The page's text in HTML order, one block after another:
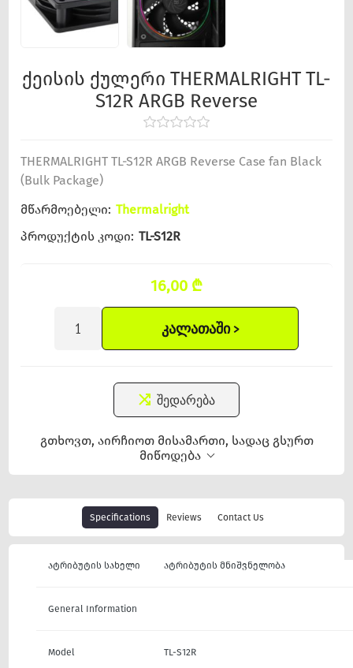
ქეისის ქულერი THERMALRIGHT TL-
S12R ARGB Reverse
THERMALRIGHT TL-S12R ARGB Reverse Case fan Black
(Bulk Package)
მწარმოებელი: Thermalright
პროდუქტის კოდი: TL-S12R
16,00 ₾
ᲙᲐᲚᲐᲗᲐᲨᲘ >
შედარება
გთხოვთ, აირჩიოთ მისამართი, სადაც გსურთ
მიწოდება
Specifications Reviews Contact Us
ატრიბუტის სახელი ატრიბუტის მნიშვნელობა
General Information
Model TL-S12R